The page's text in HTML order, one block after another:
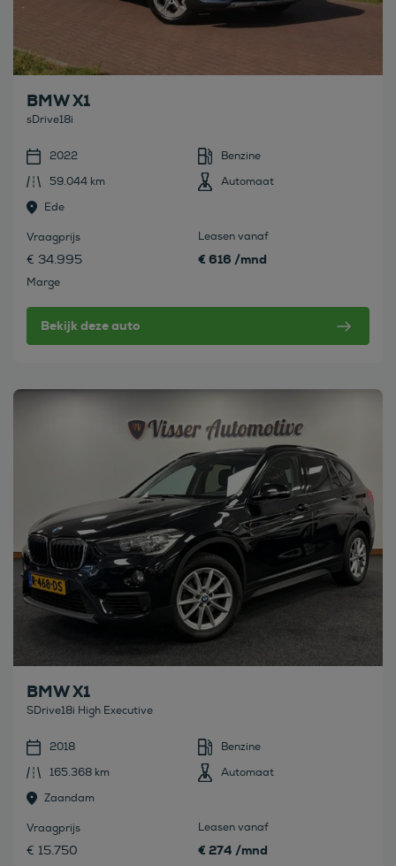
BMW X1
sDrive18i
2022
Benzine
59.044 km
Automaat
Ede
Vraagprijs
€ 34.995
Marge
Leasen vanaf
€ 616 /mnd
Bekijk deze auto
BMW X1
SDrive18i High Executive
2018
Benzine
165.368 km
Automaat
Zaandam
Vraagprijs
€ 15.750
Leasen vanaf
€ 274 /mnd